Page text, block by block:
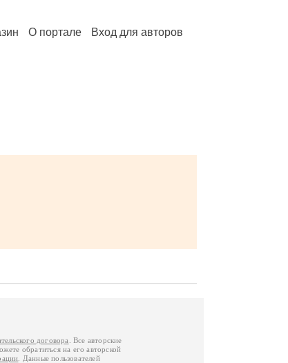
О портале Вход для авторов
договора
. Все авторские
обратиться на его авторской
. Данные пользователей